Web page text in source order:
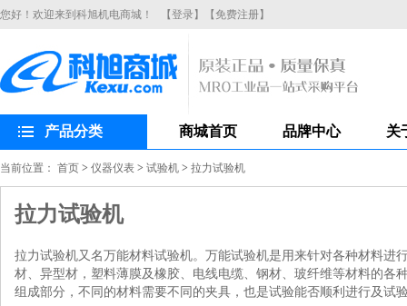
您好！欢迎来到科旭机电商城！ 【登录】 【免费注册】
产品分类 商城首页 品牌中心 关
当前位置： 首页 > 仪器仪表 > 试验机 > 拉力试验机
拉力试验机
拉力试验机又名万能材料试验机。万能试验机是用来针对各种材料
材、异型材，塑料薄膜及橡胶、电线电缆、钢材、玻纤维等材料的
组成部分，不同的材料需要不同的夹具，也是试验能否顺利进行及试